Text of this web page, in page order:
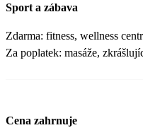
Sport a zábava
Zdarma: fitness, wellness
Za poplatek: masáže,
Cena zahrnuje